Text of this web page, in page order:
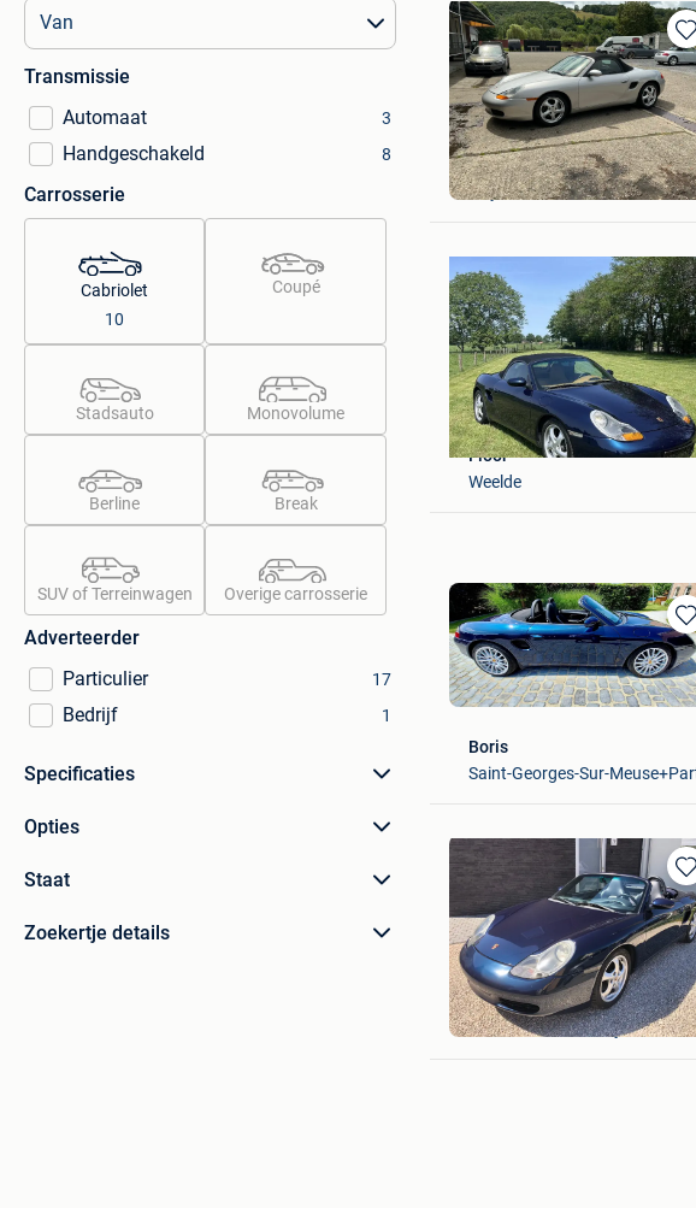
Transmissie
Automaat
3
Handgeschakeld 8
Carrosserie
Cabriolet
10
Coupé
Stadsauto Monovolume
Berline Break
SUV of Terreinwagen Overige carrosserie
Adverteerder
Particulier
17
Bedrijf 1
Specificaties
Opties
Staat
Zoekertje details
in
Mijn
My Vintage
Huy
Mijn
Floor
Weelde
in
Mijn
Boris
Saint-Georges-Sur-
in
Mijn
Timo
Merelbeke+Deel Zwijnaarde